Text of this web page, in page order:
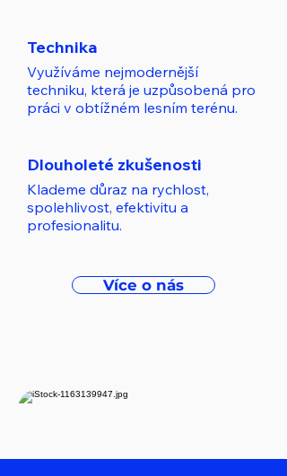
Technika
Využíváme nejmodernější
techniku, která je uzpůsobená pro
práci v obtížném lesním terénu.
Dlouholeté zkušenosti
Klademe důraz na rychlost,
spolehlivost, efektivitu a
profesionalitu.
Více o nás